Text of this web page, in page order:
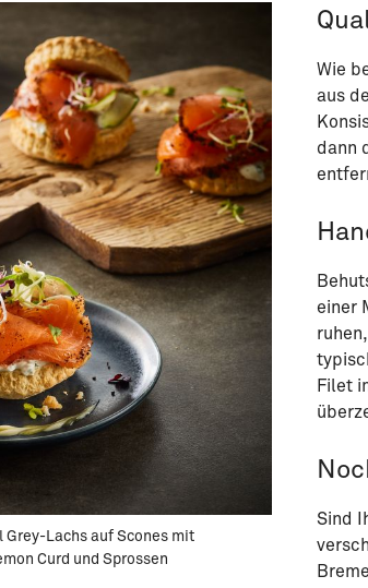
Grey-Lachs auf Scones mit
Curd und Sprossen
Wie
aus
dann
einer
Filet
Sind